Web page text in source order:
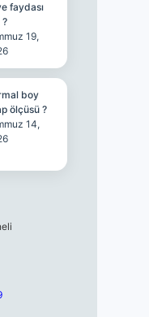
faydası
19,
boy
ölçüsü ?
14,